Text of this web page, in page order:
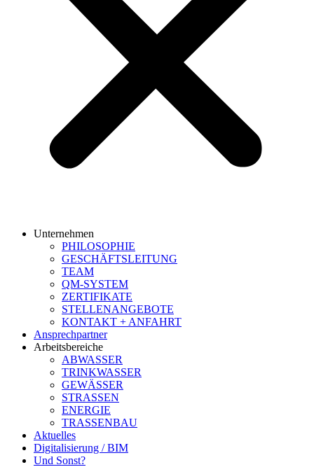
Unternehmen
PHILOSOPHIE
GESCHÄFTSLEITUNG
TEAM
QM-SYSTEM
ZERTIFIKATE
STELLENANGEBOTE
KONTAKT + ANFAHRT
Ansprechpartner
Arbeitsbereiche
ABWASSER
TRINKWASSER
GEWÄSSER
STRASSEN
ENERGIE
TRASSENBAU
Aktuelles
Digitalisierung / BIM
Und Sonst?